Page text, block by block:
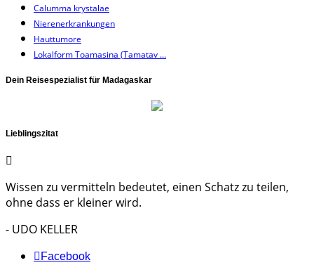
Calumma krystalae
Nierenerkrankungen
Hauttumore
Lokalform Toamasina (Tamatav ...
Dein Reisespezialist für Madagaskar
Lieblingszitat
Wissen zu vermitteln bedeutet, einen Schatz zu teilen,
ohne dass er kleiner wird.
- UDO KELLER
Facebook